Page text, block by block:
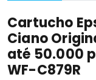
Cartucho
Ciano
até 50.000
WF-C879R